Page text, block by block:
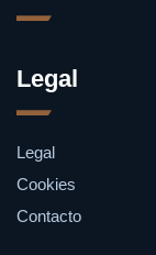
Legal
Legal
Cookies
Contacto